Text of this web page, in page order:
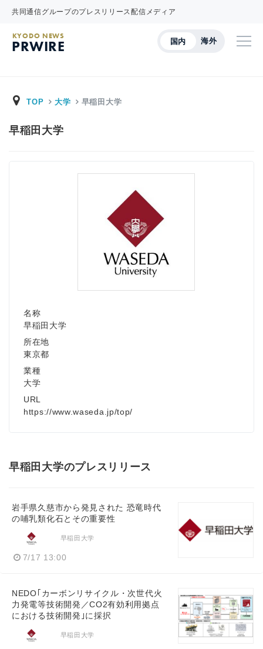
共同通信グループのプレスリリース配信メディア
国内 海外
KYODO NEWS
PRWIRE
TOP 大学 早稲田大学
早稲田大学
名称
早稲田大学
所在地
東京都
業種
大学
URL
https://www.waseda.jp/top/
早稲田大学のプレスリリース
岩手県久慈市から発見された 恐竜時代
の哺乳類化石とその重要性
早稲田大学
7/17 13:00
NEDO｢カーボンリサイクル・次世代火
力発電等技術開発／CO2有効利用拠点
における技術開発｣に採択
早稲田大学